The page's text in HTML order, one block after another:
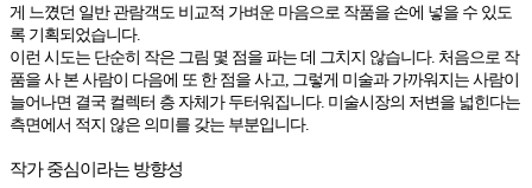
게 느꼈던 일반 관람객도 비교적 가벼운 마음으로 작품을 손에 넣을 수 있도
록 기획되었습니다.
이런 시도는 단순히 작은 그림 몇 점을 파는 데 그치지 않습니다. 처음으로 작
품을 사 본 사람이 다음에 또 한 점을 사고, 그렇게 미술과 가까워지는 사람이
늘어나면 결국 컬렉터 층 자체가 두터워집니다. 미술시장의 저변을 넓힌다는
측면에서 적지 않은 의미를 갖는 부분입니다.
작가 중심이라는 방향성